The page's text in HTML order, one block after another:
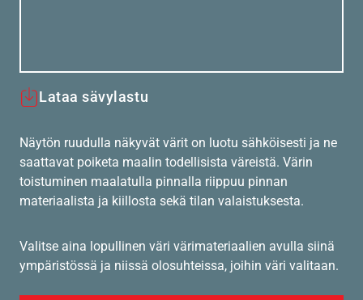
Lataa sävylastu
Näytön ruudulla näkyvät värit on luotu sähköisesti ja ne
saattavat poiketa maalin todellisista väreistä. Värin
toistuminen maalatulla pinnalla riippuu pinnan
materiaalista ja kiillosta sekä tilan valaistuksesta.
Valitse aina lopullinen väri värimateriaalien avulla siinä
ympäristössä ja niissä olosuhteissa, joihin väri valitaan.